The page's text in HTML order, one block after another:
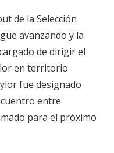
de la Selección
avanzando y la
de dirigir el
en territorio
fue designado
entre
para el próximo